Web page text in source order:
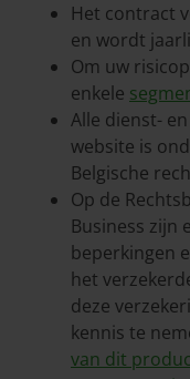
Het contract
en wordt
Om uw
enkele
Alle dienst-
website is
Belgische
Op de
Business zijn
beperkingen
het
deze
kennis te
van dit